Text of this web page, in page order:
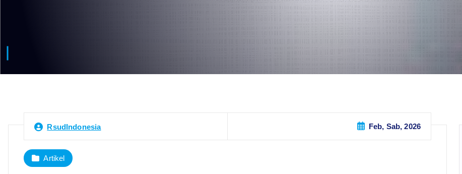
RsudIndonesia Feb, Sab, 2026
Artikel